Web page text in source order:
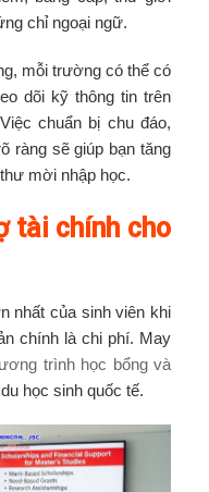
chỉ ngoại ngữ.
mỗi trường có thể có
dõi kỹ thông tin trên
chuẩn bị chu đáo,
ràng sẽ giúp bạn tăng
mời nhập học.
tài chính cho
nhất của sinh viên khi
chính là chi phí. May
trình học bổng và
học sinh quốc tế.